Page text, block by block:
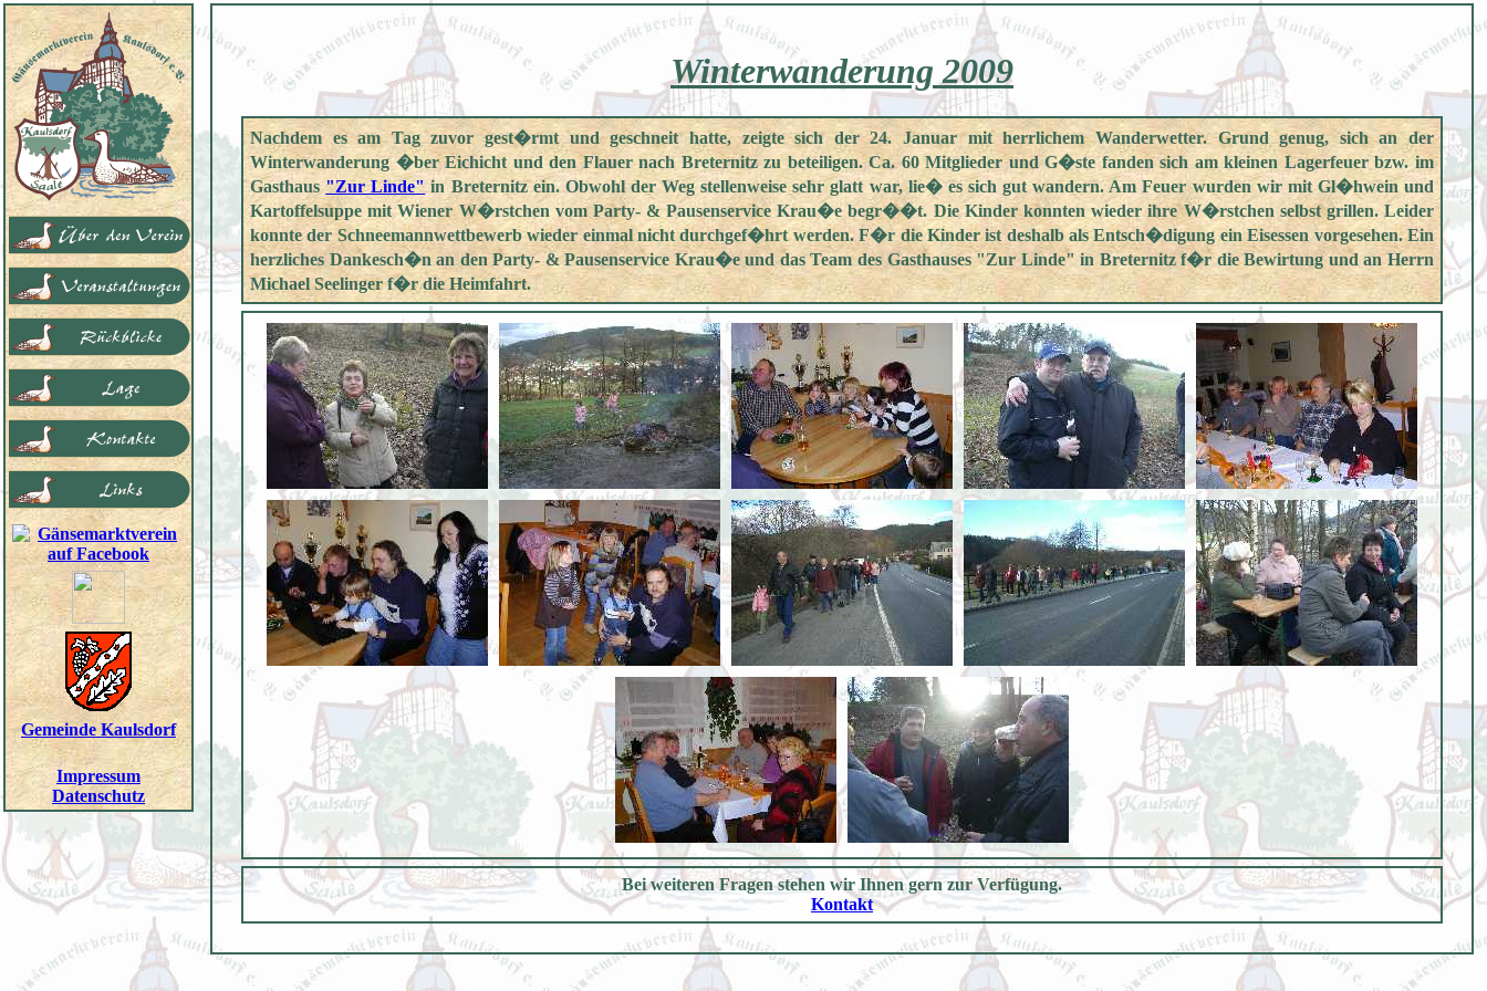
Gemeinde Kaulsdorf
Impressum
Datenschutz
Winterwanderung 2009
Nachdem es am Tag zuvor gest�rmt und geschneit hatte, zeigte sich der 24. Januar mit herrlichem Wanderwetter. Grund genug, sich an der
Winterwanderung �ber Eichicht und den Flauer nach Breternitz zu beteiligen. Ca. 60 Mitglieder und G�ste fanden sich am kleinen Lagerfeuer bzw. im
Gasthaus"Zur Linde" in Breternitz ein. Obwohl der Weg stellenweise sehr glatt war, lie� es sich gut wandern. Am Feuer wurden wir mit Gl�hwein und
Kartoffelsuppe mit Wiener W�rstchen vom Party- & Pausenservice Krau�e begr��t. Die Kinder konnten wieder ihre W�rstchen selbst grillen. Leider
konnte der Schneemannwettbewerb wieder einmal nicht durchgef�hrt werden. F�r die Kinder ist deshalb als Entsch�digung ein Eisessen vorgesehen. Ein
herzliches Dankesch�n an den Party- & Pausenservice Krau�e und das Team des Gasthauses "Zur Linde" in Breternitz f�r die Bewirtung und an Herrn
Michael Seelinger f�r die Heimfahrt.
Bei weiteren Fragen stehen wir Ihnen gern zur Verfügung.
Kontakt